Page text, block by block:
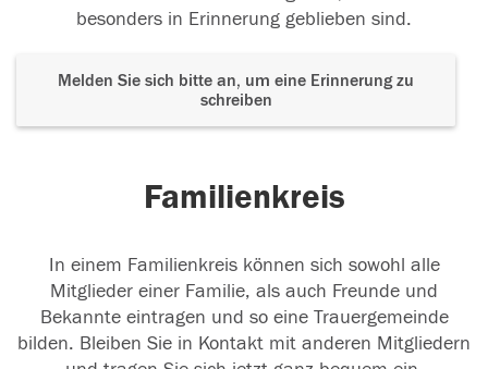
besonders in Erinnerung geblieben sind.
Melden Sie sich bitte an, um eine Erinnerung zu
schreiben
Familienkreis
In einem Familienkreis können sich sowohl alle
Mitglieder einer Familie, als auch Freunde und
Bekannte eintragen und so eine Trauergemeinde
bilden. Bleiben Sie in Kontakt mit anderen Mitgliedern